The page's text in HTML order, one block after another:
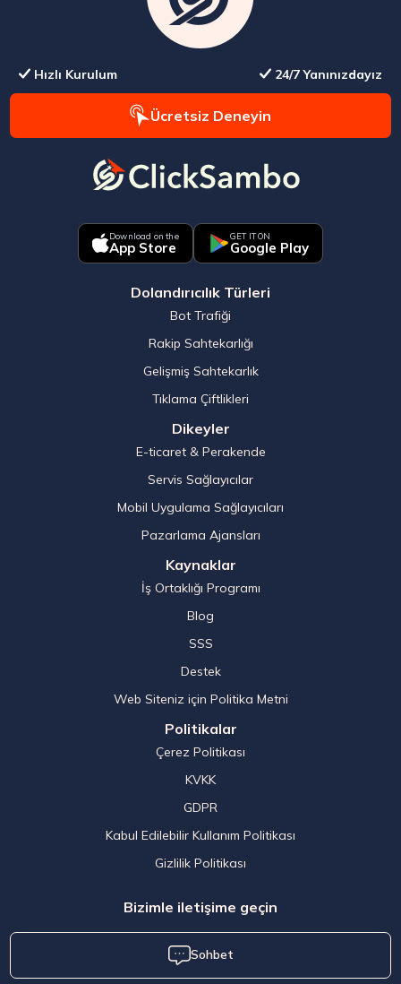
Hızlı Kurulum 24/7 Yanınızdayız
Ücretsiz Deneyin
Download on the
App Store
GET IT ON
Google Play
Dolandırıcılık Türleri
Bot Trafiği
Rakip Sahtekarlığı
Gelişmiş Sahtekarlık
Tıklama Çiftlikleri
Dikeyler
E-ticaret & Perakende
Servis Sağlayıcılar
Mobil Uygulama Sağlayıcıları
Pazarlama Ajansları
Kaynaklar
İş Ortaklığı Programı
Blog
SSS
Destek
Web Siteniz için Politika Metni
Politikalar
Çerez Politikası
KVKK
GDPR
Kabul Edilebilir Kullanım Politikası
Gizlilik Politikası
Bizimle iletişime geçin
Sohbet